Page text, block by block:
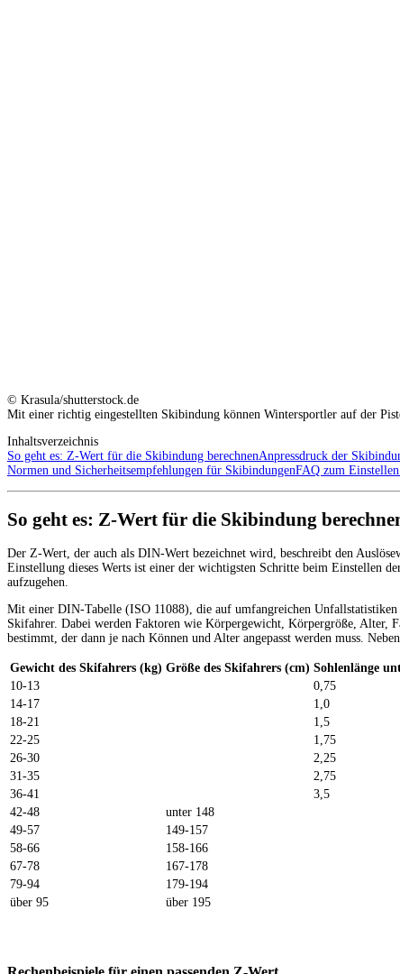
© Krasula/shutterstock.de
Mit einer richtig eingestellten Skibindung können Wintersportler auf der
Inhaltsverzeichnis
So geht es: Z-Wert für die Skibindung berechnenAnpressdruck der
Normen und Sicherheitsempfehlungen für SkibindungenFAQ zum
So geht es: Z-Wert für die Skibindung
Der Z-Wert, der auch als DIN-Wert bezeichnet wird, beschreibt den
Einstellung dieses Werts ist einer der wichtigsten Schritte beim Einstellen
aufzugehen.
Mit einer DIN-Tabelle (ISO 11088), die auf umfangreichen
Skifahrer. Dabei werden Faktoren wie Körpergewicht, Körpergröße, Alter,
bestimmt, der dann je nach Können und Alter angepasst werden muss.
Gewicht des Skifahrers (kg) Größe des Skifahrers (cm) Sohlenlänge
10-13
0,75
14-17
1,0
18-21
1,5
22-25
1,75
26-30
2,25
31-35
2,75
36-41
3,5
42-48
unter 148
49-57
149-157
58-66
158-166
67-78
167-178
79-94
179-194
über 95
über 195